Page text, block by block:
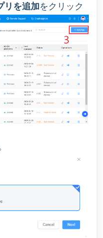
リを追加をクリック